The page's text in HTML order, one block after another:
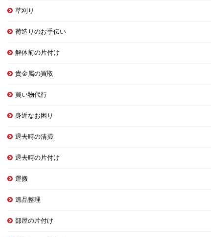
草刈り
荷造りのお手伝い
解体前の片付け
貴金属の買取
買い物代行
身近なお困り
退去時の清掃
退去時の片付け
運搬
遺品整理
部屋の片付け